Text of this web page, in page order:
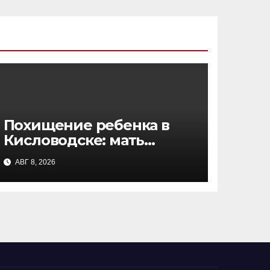
Похищение ребенка в
Кисловодске: мать
рассказала подробности
инцидента в курортном
парке
АВГ 8, 2026